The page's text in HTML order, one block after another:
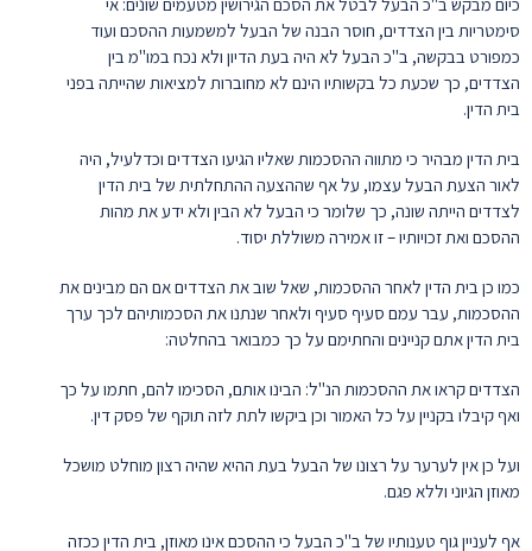
סימטריות בין הצדדים, חוסר הבנה של הבעל למשמעות ההסכם ועוד
כמפורט בבקשה, ב"כ הבעל לא היה בעת הדיון ולא נכח במו"מ בין
הצדדים, כך שכעת כל בקשותיו הינם לא מחוברות למציאות שהייתה בפני
בית הדין.
בית הדין מבהיר כי מתווה ההסכמות שאליו הגיעו הצדדים וכדלעיל, היה
לאור הצעת הבעל עצמו, על אף שההצעה ההתחלתית של בית הדין
לצדדים הייתה שונה, כך שלומר כי הבעל לא הבין ולא ידע את מהות
ההסכם ואת זכויותיו – זו אמירה משוללת יסוד.
כמו כן בית הדין לאחר ההסכמות, שאל שוב את הצדדים אם הם מבינים את
ההסכמות, עבר עמם סעיף סעיף ולאחר שנתנו את הסכמותיהם לכך ערך
בית הדין אתם קניינים והחתימם על כך כמבואר בהחלטה:
הצדדים קראו את ההסכמות הנ"ל: הבינו אותם, הסכימו להם, חתמו על כך
ואף קיבלו בקניין על כל האמור וכן ביקשו לתת לזה תוקף של פסק דין.
ועל כן אין לערער על רצונו של הבעל בעת ההיא שהיה רצון מוחלט מושכל
מאוזן הגיוני וללא פגם.
אף לעניין גוף טענותיו של ב"כ הבעל כי ההסכם אינו מאוזן, בית הדין ככזה